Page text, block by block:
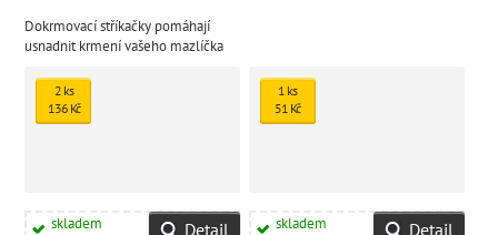
Dokrmovací stříkačky pomáhají
usnadnit krmení vašeho mazlíčka
rekonvalescenci) nebo podávání
vitamínů (např. vitamín C pro
morčata).
2 ks
136 Kč
skladem Detail
1 ks
51 Kč
skladem Detail